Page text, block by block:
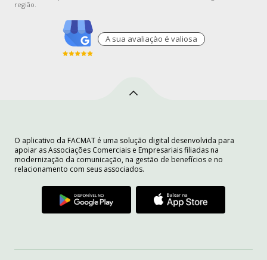
região.
A sua avaliaçào é valiosa
O aplicativo da FACMAT é uma solução digital desenvolvida para
apoiar as Associações Comerciais e Empresariais filiadas na
modernização da comunicação, na gestão de benefícios e no
relacionamento com seus associados.